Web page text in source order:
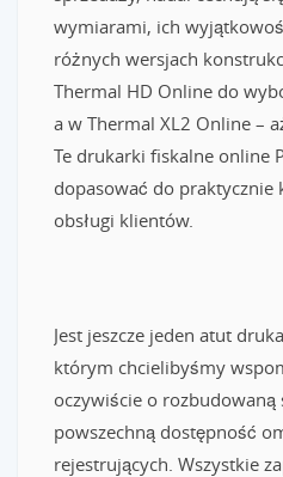
wymiarami, ich
różnych wersjach
Thermal HD Online do
a w Thermal XL2 Online –
Te drukarki fiskalne online
dopasować do praktycznie
obsługi klientów.
Jest jeszcze jeden atut
którym chcielibyśmy
oczywiście o rozbudowaną
powszechną dostępność
rejestrujących. Wszystkie